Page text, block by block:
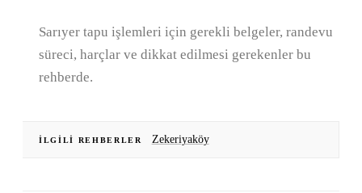
Sarıyer tapu işlemleri için gerekli belgeler, randevu
süreci, harçlar ve dikkat edilmesi gerekenler bu
rehberde.
İLGILI REHBERLER Zekeriyaköy